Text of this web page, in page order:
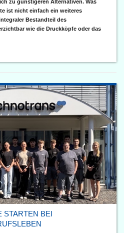
zu günstigeren Alternativen. Was
ist nicht einfach ein weiteres
Bestandteil des
wie die Druckköpfe oder das
STARTEN BEI